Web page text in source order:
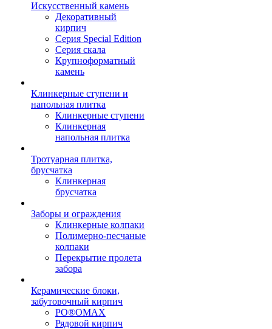
Искусственный камень
Декоративный
кирпич
Серия Special Edition
Серия скала
Крупноформатный
камень
Клинкерные ступени и
напольная плитка
Клинкерные ступени
Клинкерная
напольная плитка
Тротуарная плитка,
брусчатка
Клинкерная
брусчатка
Заборы и ограждения
Клинкерные колпаки
Полимерно-песчаные
колпаки
Перекрытие пролета
забора
Керамические блоки,
забутовочный кирпич
PO®OMAX
Рядовой кирпич